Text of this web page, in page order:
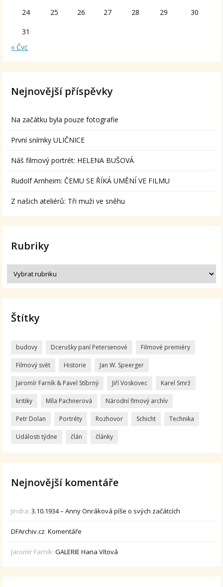
24 25 26 27 28 29 30
31
« Čvc
Nejnovější příspěvky
Na začátku byla pouze fotografie
První snímky ULIČNICE
Náš filmový portrét: HELENA BUŠOVÁ
Rudolf Arnheim: ČEMU SE ŘÍKÁ UMĚNÍ VE FILMU
Z našich ateliérů: Tři muži ve sněhu
Rubriky
Štítky
budovy Dcerušky paní Petersenové Filmové premiéry
Filmový svět Historie Jan W. Speerger
Jaromír Farník & Pavel Stíbrný Jiří Voskovec Karel Smrž
kritiky Míla Pachnerová Národní flmový archív
Petr Dolan Portréty Rozhovor Schicht Technika
Události týdne člán články
Nejnovější komentáře
Jindra:3.10.1934 – Anny Onráková píše o svých začátcích
DFArchiv.cz:Komentáře
Jaromír Farník:GALERIE Hana Vítová